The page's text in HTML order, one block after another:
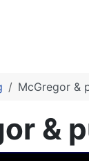
McGregor &
&